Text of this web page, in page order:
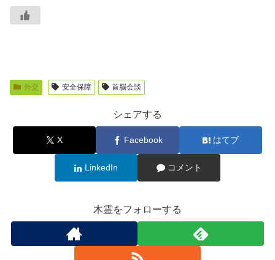
外交 安全保障 首脳会談
シェアする
X Facebook はてブ
LinkedIn コメント
木霊をフォローする